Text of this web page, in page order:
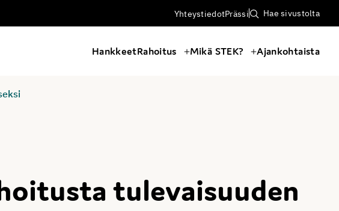
YhteystiedotPrässi Hae sivustolta
HankkeetRahoitus Mikä STEK? Ajankohtaista
tulevaisuuden